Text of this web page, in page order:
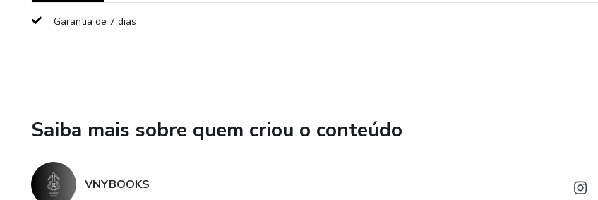
Garantia de 7 dias
Saiba mais sobre quem criou o conteúdo
VNYBOOKS